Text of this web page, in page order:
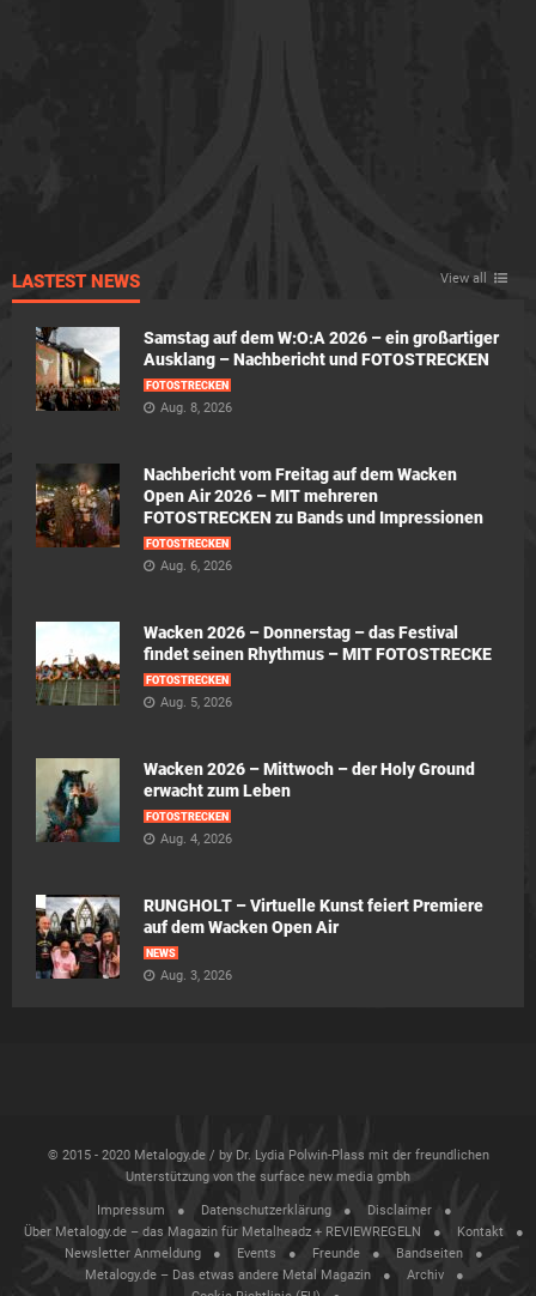
LASTEST NEWS View all
Samstag auf dem W:O:A 2026 – ein großartiger
Ausklang – Nachbericht und FOTOSTRECKEN
FOTOSTRECKEN
Aug. 8, 2026
Nachbericht vom Freitag auf dem Wacken
Open Air 2026 – MIT mehreren
FOTOSTRECKEN zu Bands und Impressionen
FOTOSTRECKEN
Aug. 6, 2026
Wacken 2026 – Donnerstag – das Festival
findet seinen Rhythmus – MIT FOTOSTRECKE
FOTOSTRECKEN
Aug. 5, 2026
Wacken 2026 – Mittwoch – der Holy Ground
erwacht zum Leben
FOTOSTRECKEN
Aug. 4, 2026
RUNGHOLT – Virtuelle Kunst feiert Premiere
auf dem Wacken Open Air
NEWS
Aug. 3, 2026
© 2015 - 2020 Metalogy.de / by Dr. Lydia Polwin-Plass mit der freundlichen
Unterstützung von the surface new media gmbh
Impressum Datenschutzerklärung
Disclaimer
Über Metalogy.de – das Magazin für Metalheadz + REVIEWREGELN
Kontakt
Newsletter Anmeldung
Events Freunde
Bandseiten
Metalogy.de – Das etwas andere Metal Magazin
Archiv